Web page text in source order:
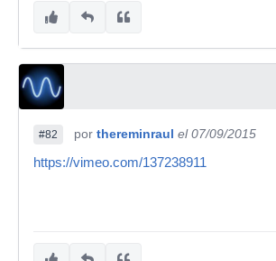
#82 por thereminraul el 07/09/2015
https://vimeo.com/137238911